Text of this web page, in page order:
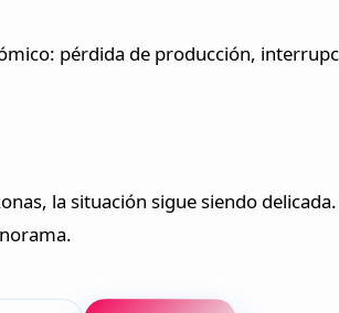
pérdida de producción,
la situación sigue siendo